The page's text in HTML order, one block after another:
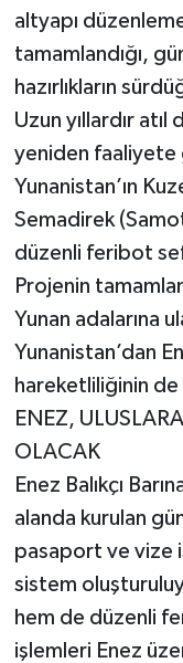
altyapı
tamamlandığı,
hazırlıkların
Uzun yıllardır atıl
yeniden faaliyete
Yunanistan’ın
Semadirek
düzenli feribot
Projenin
Yunan adalarına
Yunanistan’dan
hareketliliğinin
ENEZ,
OLACAK
Enez Balıkçı
alanda kurulan
pasaport ve vize
sistem
hem de düzenli
işlemleri Enez